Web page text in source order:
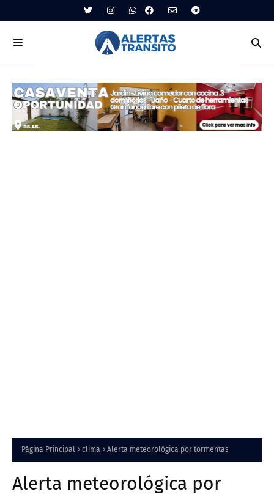
Página Principal clima Alerta meteorológica por tormentas
Alerta meteorológica por